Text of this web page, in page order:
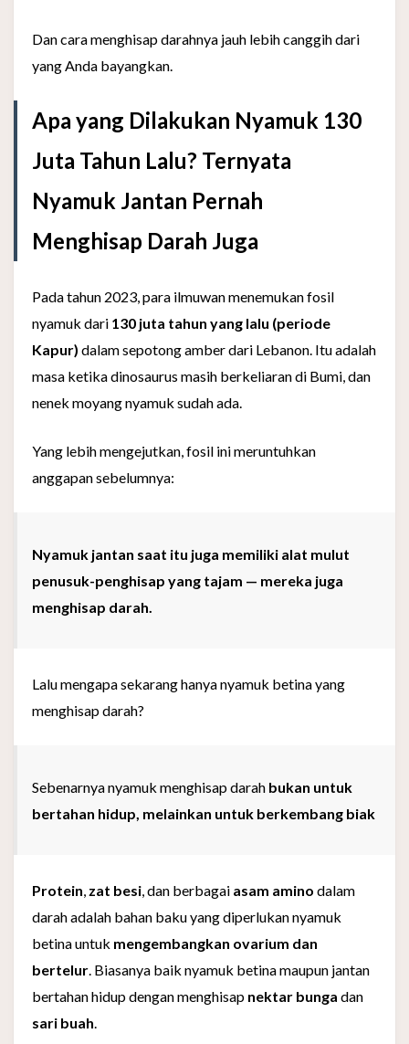
Dan cara menghisap darahnya jauh lebih canggih dari
yang Anda bayangkan.
Apa yang Dilakukan Nyamuk 130
Juta Tahun Lalu? Ternyata
Nyamuk Jantan Pernah
Menghisap Darah Juga
Pada tahun 2023, para ilmuwan menemukan fosil
nyamuk dari 130 juta tahun yang lalu (periode
Kapur) dalam sepotong amber dari Lebanon. Itu adalah
masa ketika dinosaurus masih berkeliaran di Bumi, dan
nenek moyang nyamuk sudah ada.
Yang lebih mengejutkan, fosil ini meruntuhkan
anggapan sebelumnya:
Nyamuk jantan saat itu juga memiliki alat mulut
penusuk-penghisap yang tajam — mereka juga
menghisap darah.
Lalu mengapa sekarang hanya nyamuk betina yang
menghisap darah?
Sebenarnya nyamuk menghisap darah bukan untuk
bertahan hidup, melainkan untuk berkembang biak
Protein zat besi , dan berbagai asam amino dalam
darah adalah bahan baku yang diperlukan nyamuk
betina untuk mengembangkan ovarium dan
bertelur . Biasanya baik nyamuk betina maupun jantan
bertahan hidup dengan menghisap nektar bunga dan
sari buah